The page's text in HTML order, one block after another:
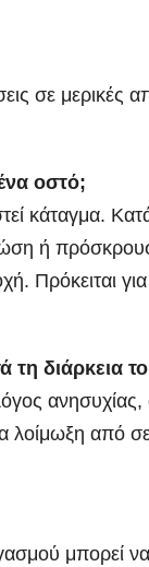
σε μερικές
οστό;
κάταγμα.
ή
Πρόκειται
τη διάρκεια
λοίμωξη από
μπορεί